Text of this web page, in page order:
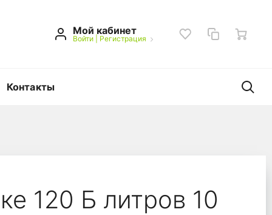
Мой кабинет
Войти| Регистрация
Контакты
120 Б литров 10